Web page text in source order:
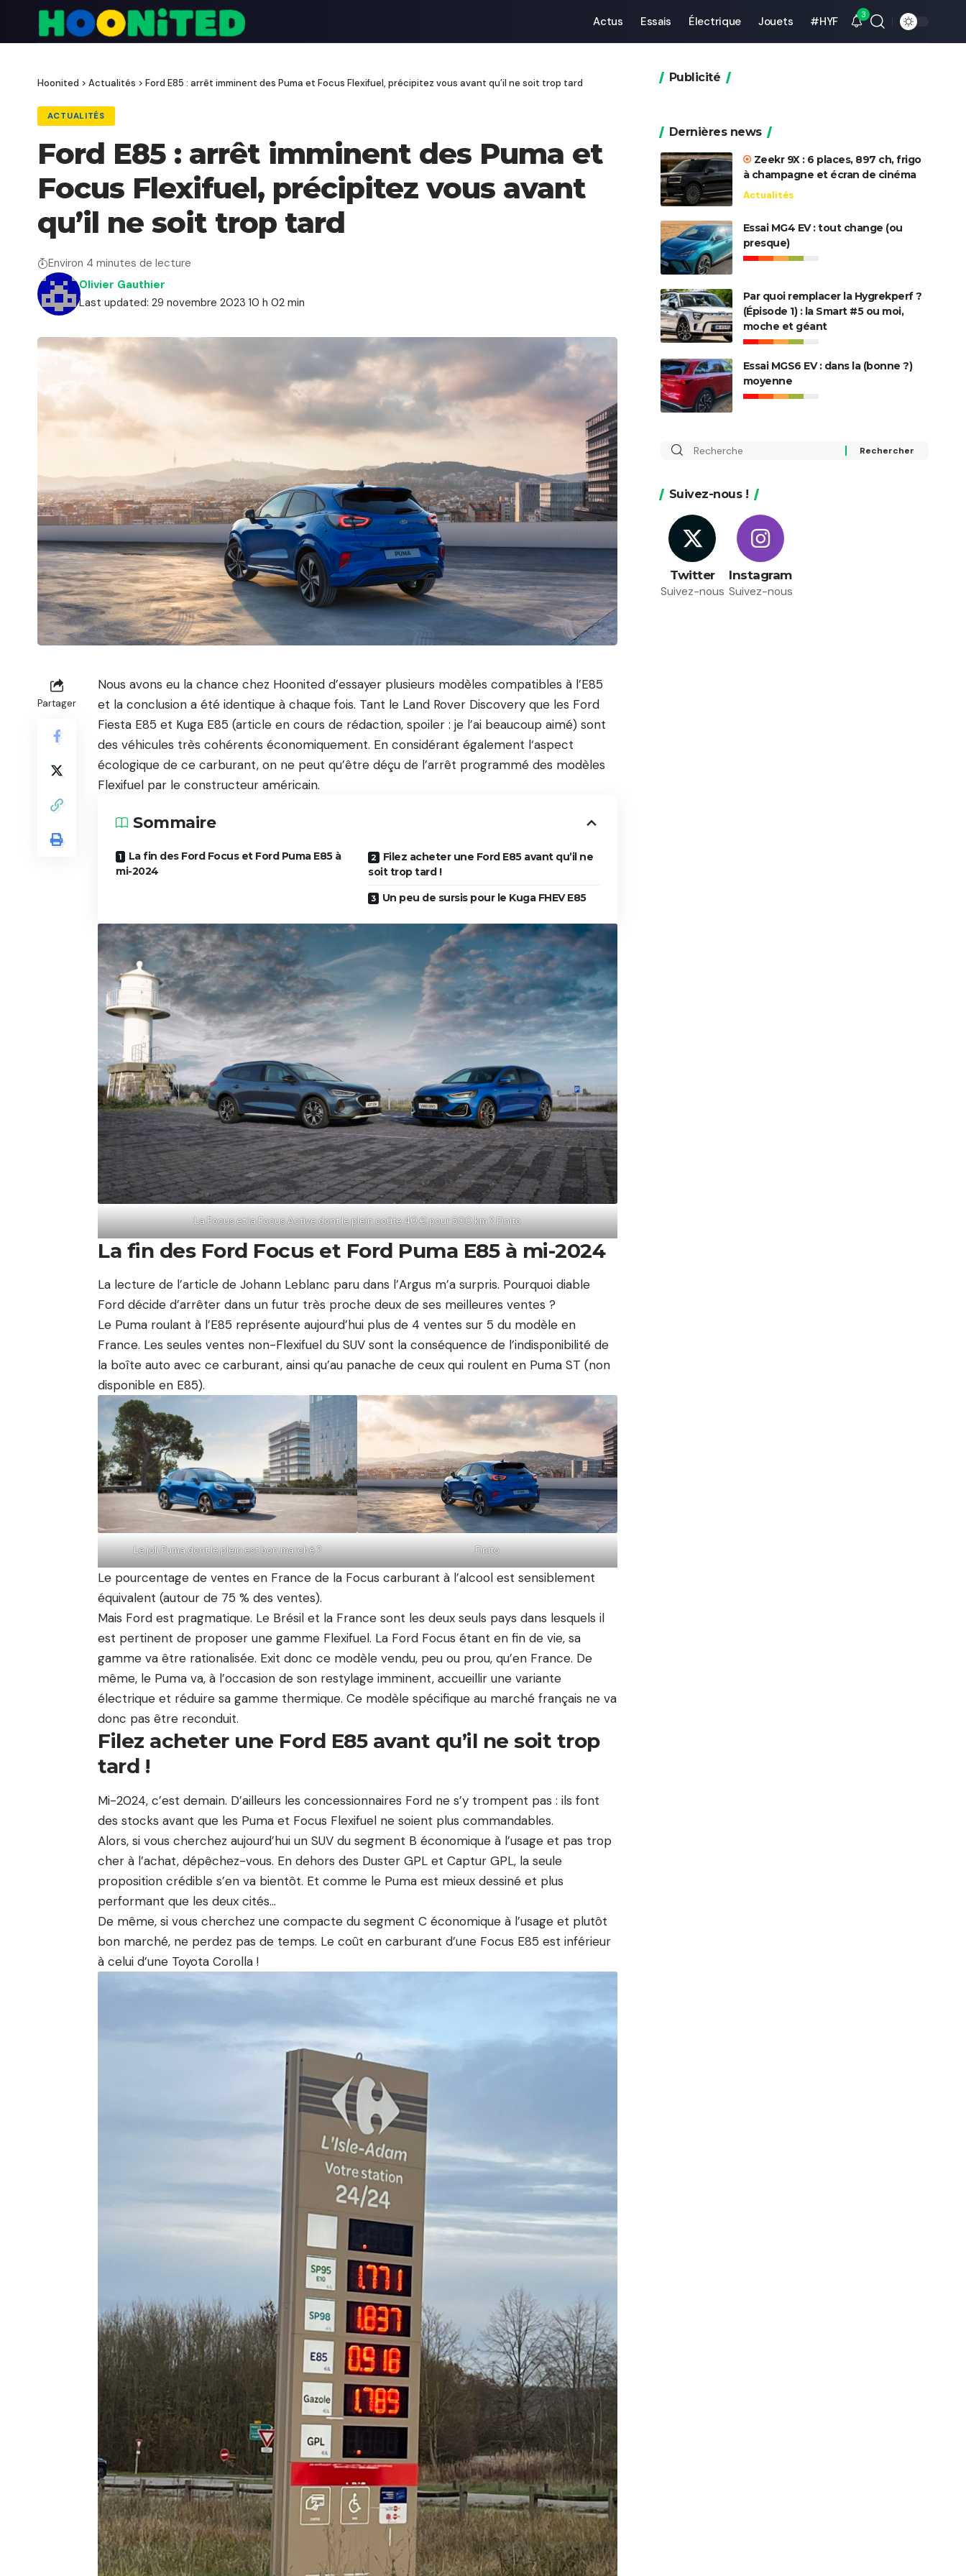
Actus Essais Électrique Jouets #HYF
3
Hoonited > Actualités > Ford E85 : arrêt imminent des Puma et Focus Flexifuel, précipitez vous avant qu’il ne soit trop tard
ACTUALITÉS
Ford E85 : arrêt imminent des Puma et
Focus Flexifuel, précipitez vous avant
qu’il ne soit trop tard
Last updated: 29 novembre 2023 10 h 02 min
Olivier Gauthier
Environ 4 minutes de lecture
Partager
Nous avons eu la chance chez Hoonited d’essayer plusieurs modèles compatibles à l’E85
et la conclusion a été identique à chaque fois. Tant le Land Rover Discovery que les Ford
Fiesta E85 et Kuga E85 (article en cours de rédaction, spoiler : je l’ai beaucoup aimé) sont
des véhicules très cohérents économiquement. En considérant également l‘aspect
écologique de ce carburant, on ne peut qu’être déçu de l’arrêt programmé des modèles
Flexifuel par le constructeur américain.
Sommaire
La fin des Ford Focus et Ford Puma E85 à
mi-2024
Filez acheter une Ford E85 avant qu’il ne
soit trop tard !
Un peu de sursis pour le Kuga FHEV E85
La Focus et la Focus Active dont le plein coûte 40 € pour 500 km ? Finito
La fin des Ford Focus et Ford Puma E85 à mi-2024
La lecture de l’article de Johann Leblanc paru dans l’Argus m’a surpris. Pourquoi diable
Ford décide d’arrêter dans un futur très proche deux de ses meilleures ventes ?
Le Puma roulant à l’E85 représente aujourd’hui plus de 4 ventes sur 5 du modèle en
France. Les seules ventes non-Flexifuel du SUV sont la conséquence de l’indisponibilité de
la boîte auto avec ce carburant, ainsi qu’au panache de ceux qui roulent en Puma ST (non
disponible en E85).
Le joli Puma dont le plein est bon marché ? Finito
Le pourcentage de ventes en France de la Focus carburant à l’alcool est sensiblement
équivalent (autour de 75 % des ventes).
Mais Ford est pragmatique. Le Brésil et la France sont les deux seuls pays dans lesquels il
est pertinent de proposer une gamme Flexifuel. La Ford Focus étant en fin de vie, sa
gamme va être rationalisée. Exit donc ce modèle vendu, peu ou prou, qu’en France. De
même, le Puma va, à l’occasion de son restylage imminent, accueillir une variante
électrique et réduire sa gamme thermique. Ce modèle spécifique au marché français ne va
donc pas être reconduit.
Filez acheter une Ford E85 avant qu’il ne soit trop
tard !
Mi-2024, c’est demain. D’ailleurs les concessionnaires Ford ne s’y trompent pas : ils font
des stocks avant que les Puma et Focus Flexifuel ne soient plus commandables.
Alors, si vous cherchez aujourd’hui un SUV du segment B économique à l’usage et pas trop
cher à l’achat, dépêchez-vous. En dehors des Duster GPL et Captur GPL, la seule
proposition crédible s’en va bientôt. Et comme le Puma est mieux dessiné et plus
performant que les deux cités…
De même, si vous cherchez une compacte du segment C économique à l’usage et plutôt
bon marché, ne perdez pas de temps. Le coût en carburant d’une Focus E85 est inférieur
à celui d’une Toyota Corolla !
Publicité
Dernières news
Zeekr 9X : 6 places, 897 ch, frigo
à champagne et écran de cinéma
Actualités
Essai MG4 EV : tout change (ou
presque)
Par quoi remplacer la Hygrekperf ?
(Épisode 1) : la Smart #5 ou moi,
moche et géant
Essai MGS6 EV : dans la (bonne ?)
moyenne
Rechercher
Suivez-nous !
Twitter
Suivez-nous
Instagram
Suivez-nous